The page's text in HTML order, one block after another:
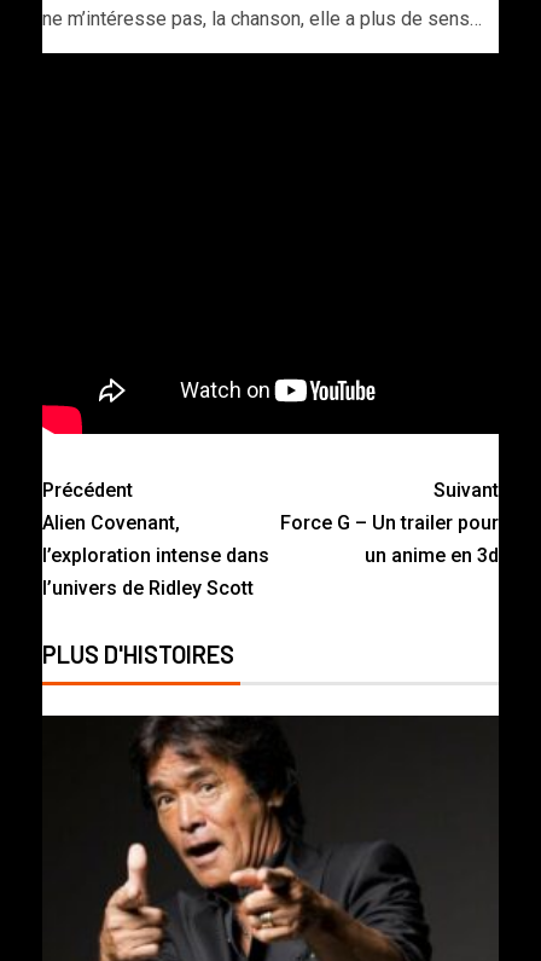
ne m’intéresse pas, la chanson, elle a plus de sens…
Précédent
Alien Covenant,
l’exploration intense dans
l’univers de Ridley Scott
Suivant
Force G – Un trailer pour
un anime en 3d
PLUS D'HISTOIRES